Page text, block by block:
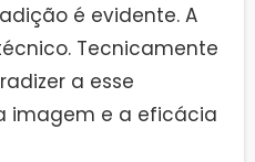
é evidente. A
Tecnicamente
a esse
imagem e a eficácia